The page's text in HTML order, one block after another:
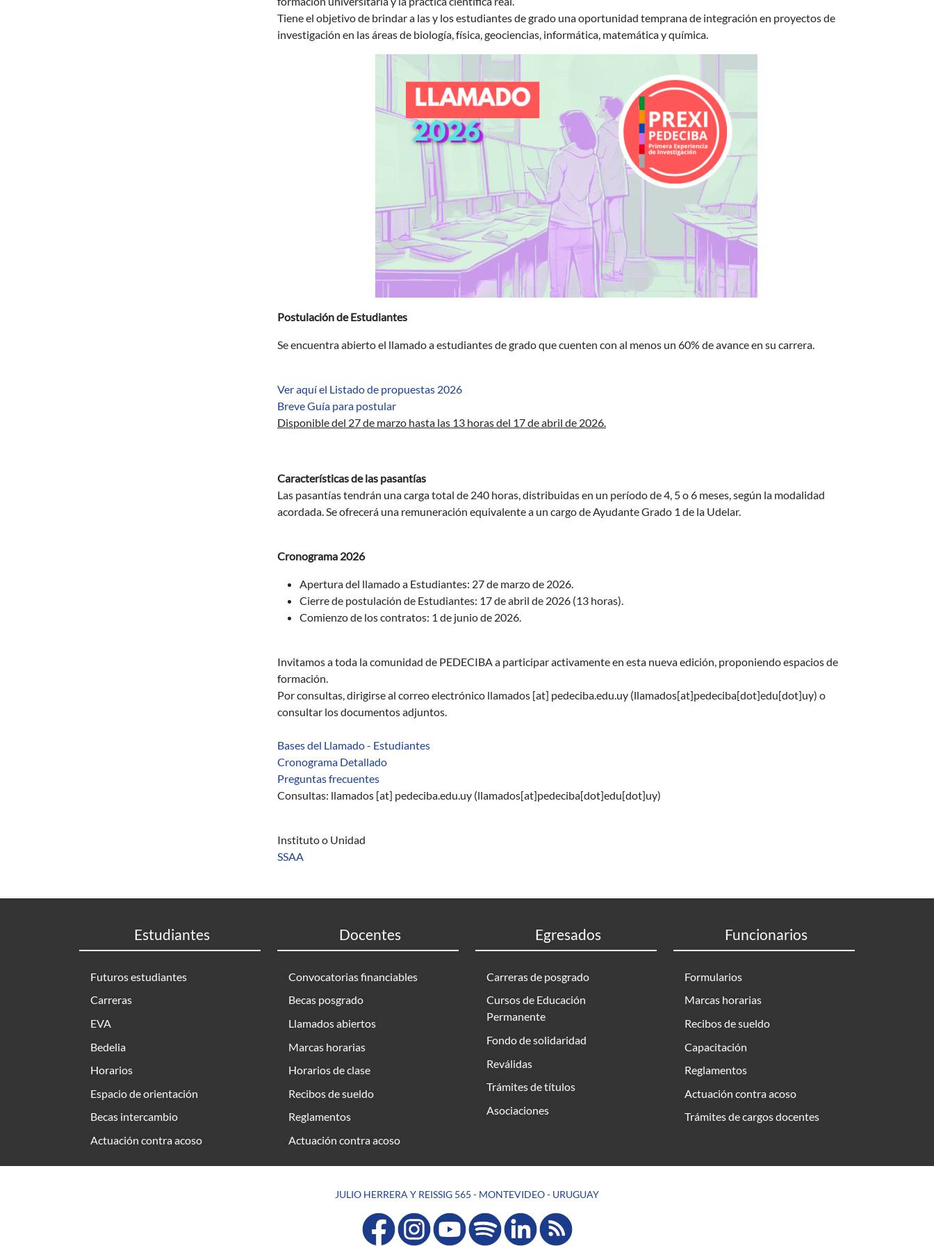
Tiene el objetivo de brindar a las y los estudiantes de grado una oportunidad temprana de integración en proyectos de
investigación en las áreas de biología, física, geociencias, informática, matemática y química.
Postulación de Estudiantes
Se encuentra abierto el llamado a estudiantes de grado que cuenten con al menos un 60% de avance en su carrera.
Ver aquí el Listado de propuestas 2026
Breve Guía para postular
Disponible del 27 de marzo hasta las 13 horas del 17 de abril de 2026.
Características de las pasantías
Las pasantías tendrán una carga total de 240 horas, distribuidas en un período de 4, 5 o 6 meses, según la modalidad
acordada. Se ofrecerá una remuneración equivalente a un cargo de Ayudante Grado 1 de la Udelar.
Cronograma 2026
Apertura del llamado a Estudiantes: 27 de marzo de 2026.
Cierre de postulación de Estudiantes: 17 de abril de 2026 (13 horas).
Comienzo de los contratos: 1 de junio de 2026.
Invitamos a toda la comunidad de PEDECIBA a participar activamente en esta nueva edición, proponiendo espacios de
formación.
Por consultas, dirigirse al correo electrónico llamados [at] pedeciba.edu.uy (llamados[at]pedeciba[dot]edu[dot]uy) o
consultar los documentos adjuntos.
Bases del Llamado - Estudiantes
Cronograma Detallado
Preguntas frecuentes
Consultas: llamados [at] pedeciba.edu.uy (llamados[at]pedeciba[dot]edu[dot]uy)
Instituto o Unidad
SSAA
Estudiantes
Futuros estudiantes
Carreras
EVA
Bedelia
Horarios
Espacio de orientación
Becas intercambio
Actuación contra acoso
Docentes
Convocatorias financiables
Becas posgrado
Llamados abiertos
Marcas horarias
Horarios de clase
Recibos de sueldo
Reglamentos
Actuación contra acoso
Egresados
Carreras de posgrado
Cursos de Educación
Permanente
Fondo de solidaridad
Reválidas
Trámites de títulos
Asociaciones
Funcionarios
Formularios
Marcas horarias
Recibos de sueldo
Capacitación
Reglamentos
Actuación contra acoso
Trámites de cargos docentes
JULIO HERRERA Y REISSIG 565 - MONTEVIDEO - URUGUAY